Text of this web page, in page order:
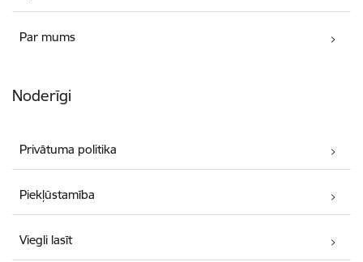
Par mums
Noderīgi
Privātuma politika
Piekļūstamība
Viegli lasīt